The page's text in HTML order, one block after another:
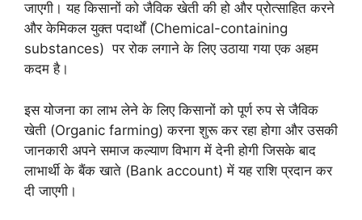
जाएगी। यह किसानों को जैविक खेती की हो और प्रोत्साहित करने
और केमिकल युक्त पदार्थों (Chemical-containing
substances) पर रोक लगाने के लिए उठाया गया एक अहम
कदम है।
इस योजना का लाभ लेने के लिए किसानों को पूर्ण रुप से जैविक
खेती (Organic farming) करना शुरू कर रहा होगा और उसकी
जानकारी अपने समाज कल्याण विभाग में देनी होगी जिसके बाद
लाभार्थी के बैंक खाते (Bank account) में यह राशि प्रदान कर
दी जाएगी।